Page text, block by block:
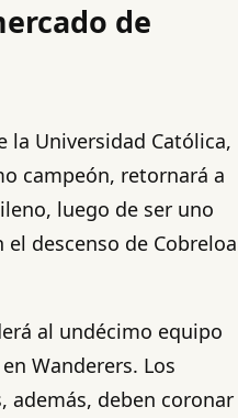
de
la Universidad Católica,
campeón, retornará a
luego de ser uno
descenso de Cobreloa
al undécimo equipo
Wanderers. Los
además, deben coronar